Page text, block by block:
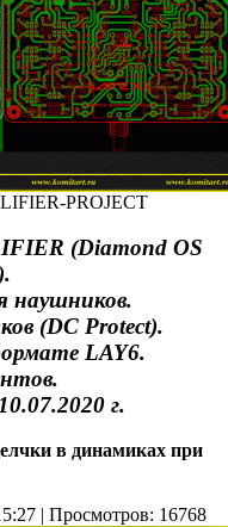
PROJECT
(Diamond OS
наушников.
(DC Protect).
LAY6.
г.
в динамиках при
| Просмотров: 16768